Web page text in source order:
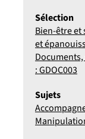
Sélection
Bien-être et
et
: GDOC003
Sujets